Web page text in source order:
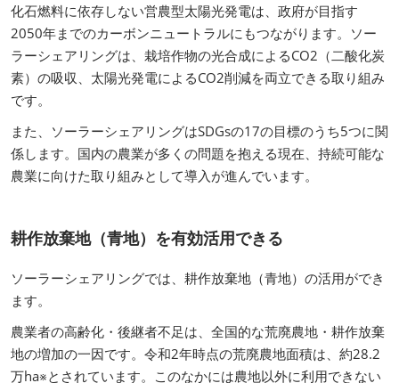
化石燃料に依存しない営農型太陽光発電は、政府が目指す
2050年までのカーボンニュートラルにもつながります。ソー
ラーシェアリングは、栽培作物の光合成によるCO2（二酸化炭
素）の吸収、太陽光発電によるCO2削減を両立できる取り組み
です。
また、ソーラーシェアリングはSDGsの17の目標のうち5つに関
係します。国内の農業が多くの問題を抱える現在、持続可能な
農業に向けた取り組みとして導入が進んでいます。
耕作放棄地（青地）を有効活用できる
ソーラーシェアリングでは、耕作放棄地（青地）の活用ができ
ます。
農業者の高齢化・後継者不足は、全国的な荒廃農地・耕作放棄
地の増加の一因です。令和2年時点の荒廃農地面積は、約28.2
万ha※とされています。このなかには農地以外に利用できない